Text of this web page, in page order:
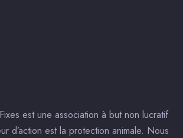
est une association à but non lucratif
d’action est la protection animale. Nous